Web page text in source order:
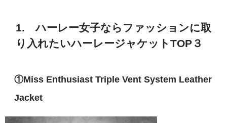
1. ハーレー女子ならファッションに取
り入れたいハーレージャケットTOP３
①Miss Enthusiast Triple Vent System Leather
Jacket